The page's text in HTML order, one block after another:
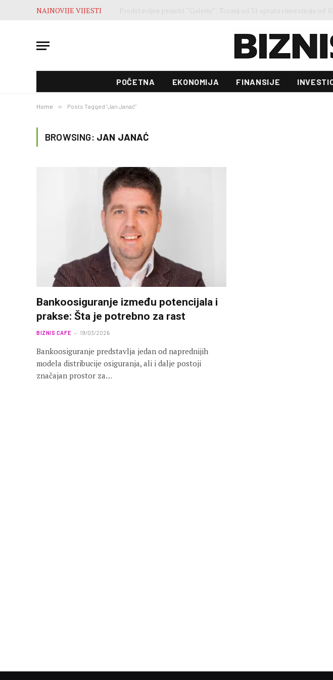
NAJNOVIJE VIJESTI
POČETNA EKONOMIJA FINANSIJE
Home » Posts Tagged "Jan Janać"
BROWSING: JAN JANAĆ
Bankoosiguranje između potencijala i
prakse: Šta je potrebno za rast
BIZNIS CAFE 19/03/2026
Bankoosiguranje predstavlja jedan od naprednijih
modela distribucije osiguranja, ali i dalje postoji
značajan prostor za…